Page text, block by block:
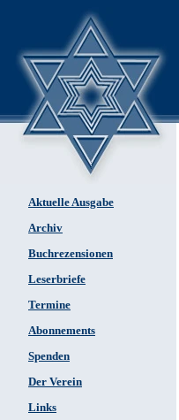
Aktuelle Ausgabe
Archiv
Buchrezensionen
Leserbriefe
Termine
Abonnements
Spenden
Der Verein
Links